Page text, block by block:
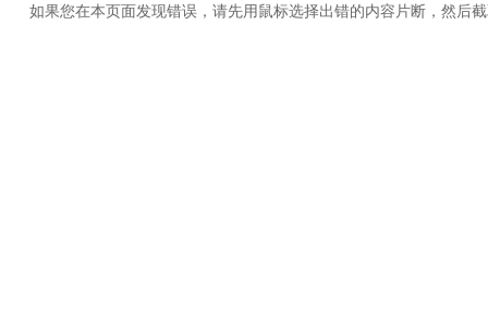
如果您在本页面发现错误，请先用鼠标选择出错的内容片断，然后